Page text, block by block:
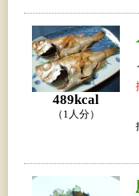
489kcal
（1人分）